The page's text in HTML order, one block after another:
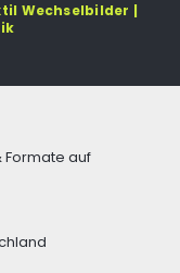
Wechselbilder |
Formate auf